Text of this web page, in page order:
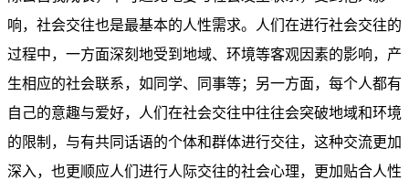
响，社会交往也是最基本的人性需求。人们在进行社会交往的
过程中，一方面深刻地受到地域、环境等客观因素的影响，产
生相应的社会联系，如同学、同事等；另一方面，每个人都有
自己的意趣与爱好，人们在社会交往中往往会突破地域和环境
的限制，与有共同话语的个体和群体进行交往，这种交流更加
深入，也更顺应人们进行人际交往的社会心理，更加贴合人性